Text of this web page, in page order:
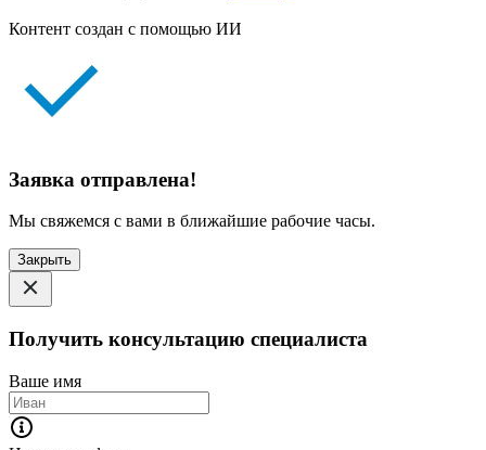
Контент создан с помощью ИИ
Заявка отправлена!
Мы свяжемся с вами в ближайшие рабочие часы.
Закрыть
Получить консультацию специалиста
Ваше имя